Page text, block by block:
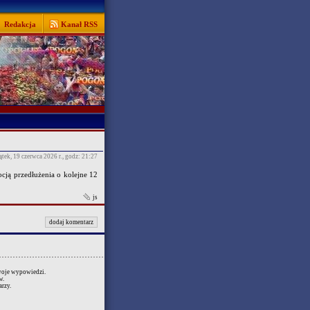
Redakcja Kanał RSS
19 czerwca 2026 r., godz: 21:27
przedłużenia o kolejne 12
js
dodaj komentarz
wypowiedzi.